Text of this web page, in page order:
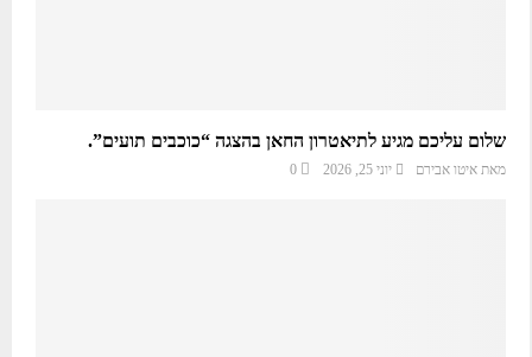
שלום עליכם מגיע לתיאטרון החאן בהצגה “כוכבים תועים”.
מאת איטו אבירם יוני 25, 2026 0